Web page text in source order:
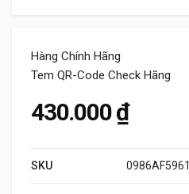
Hàng Chính Hãng
Tem QR-Code Check Hãng
430.000₫
SKU 0986AF5961